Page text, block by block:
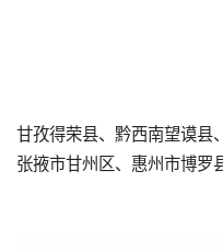
甘孜得荣县、黔西南望谟县
张掖市甘州区、惠州市博罗